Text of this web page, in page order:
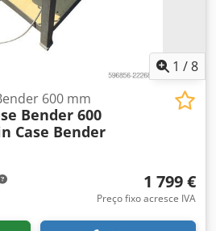
1 /8
600 mm
Bender 600
Case Bender
1 799 €
Preço fixo acresce IVA